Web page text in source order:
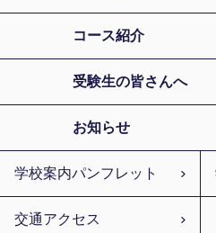
コース紹介
受験生の皆さんへ
お知らせ
学校案内パンフレット
交通アクセス